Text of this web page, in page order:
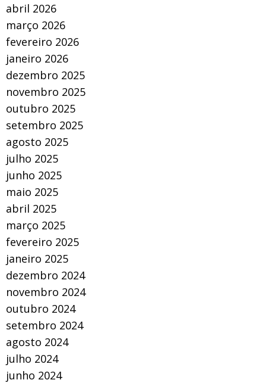
abril 2026
março 2026
fevereiro 2026
janeiro 2026
dezembro 2025
novembro 2025
outubro 2025
setembro 2025
agosto 2025
julho 2025
junho 2025
maio 2025
abril 2025
março 2025
fevereiro 2025
janeiro 2025
dezembro 2024
novembro 2024
outubro 2024
setembro 2024
agosto 2024
julho 2024
junho 2024